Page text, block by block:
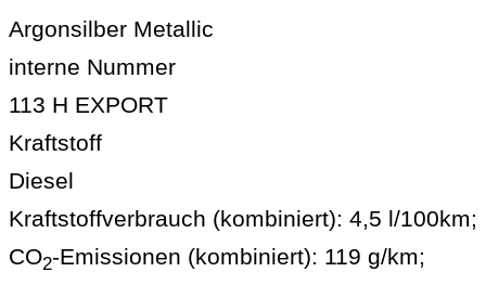
Argonsilber Metallic
interne Nummer
113 H EXPORT
Kraftstoff
Diesel
Kraftstoffverbrauch (kombiniert): 4,5 l/100km;
CO2-Emissionen (kombiniert): 119 g/km;